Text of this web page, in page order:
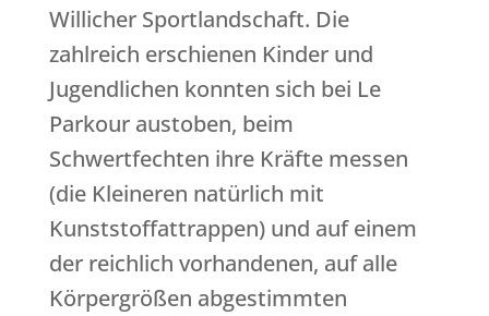
Willicher Sportlandschaft. Die
zahlreich erschienen Kinder und
Jugendlichen konnten sich bei Le
Parkour austoben, beim
Schwertfechten ihre Kräfte messen
(die Kleineren natürlich mit
Kunststoffattrappen) und auf einem
der reichlich vorhandenen, auf alle
Körpergrößen abgestimmten